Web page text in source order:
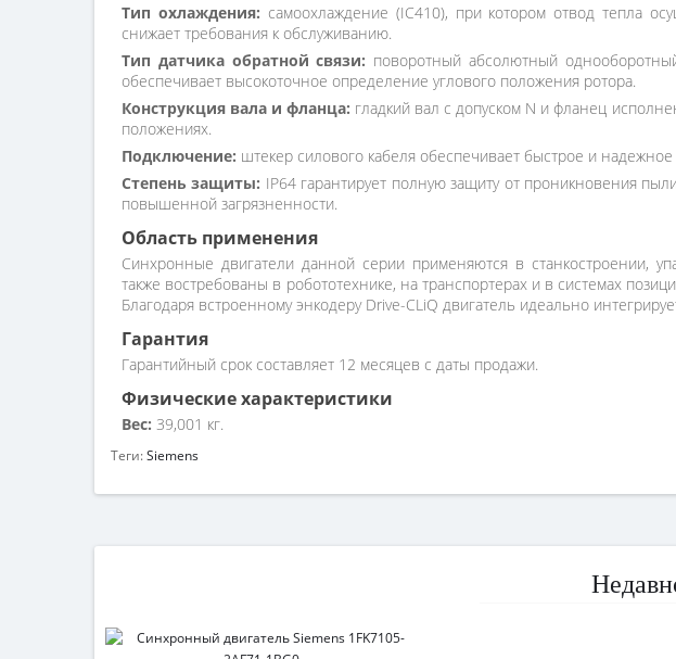
Тип охлаждения: самоохлаждение (IC410), при котором отвод тепла
снижает требования к обслуживанию.
Тип датчика обратной связи: поворотный абсолютный
обеспечивает высокоточное определение углового положения ротора.
Конструкция вала и фланца: гладкий вал с допуском N и фланец
положениях.
Подключение: штекер силового кабеля обеспечивает быстрое и
Степень защиты: IP64 гарантирует полную защиту от проникновения
повышенной загрязненности.
Область применения
Синхронные двигатели данной серии применяются в станкостроении,
также востребованы в робототехнике, на транспортерах и в системах
Благодаря встроенному энкодеру Drive-CLiQ двигатель идеально
Гарантия
Гарантийный срок составляет 12 месяцев с даты продажи.
Физические характеристики
Вес: 39,001 кг.
Теги:Siemens